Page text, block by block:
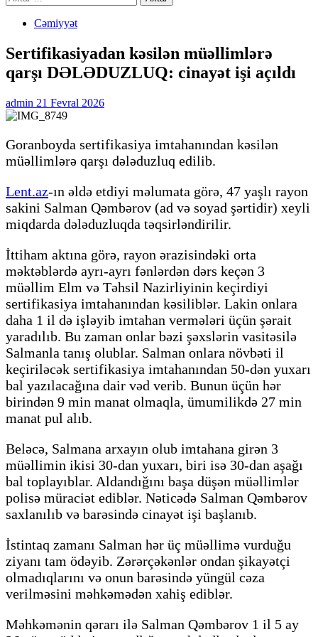
Cəmiyyət
Sertifikasiyadan kəsilən müəllimlərə
qarşı DƏLƏDUZLUQ: cinayət işi açıldı
admin 21 Fevral 2026
Goranboyda sertifikasiya imtahanından kəsilən
müəllimlərə qarşı dələduzluq edilib.
Lent.az-ın əldə etdiyi məlumata görə, 47 yaşlı rayon
sakini Salman Qəmbərov (ad və soyad şərtidir) xeyli
miqdarda dələduzluqda təqsirləndirilir.
İttiham aktına görə, rayon ərazisindəki orta
məktəblərdə ayrı-ayrı fənlərdən dərs keçən 3
müəllim Elm və Təhsil Nazirliyinin keçirdiyi
sertifikasiya imtahanından kəsiliblər. Lakin onlara
daha 1 il də işləyib imtahan vermələri üçün şərait
yaradılıb. Bu zaman onlar bəzi şəxslərin vasitəsilə
Salmanla tanış olublar. Salman onlara növbəti il
keçiriləcək sertifikasiya imtahanından 50-dən yuxarı
bal yazılacağına dair vəd verib. Bunun üçün hər
birindən 9 min manat olmaqla, ümumilikdə 27 min
manat pul alıb.
Beləcə, Salmana arxayın olub imtahana girən 3
müəllimin ikisi 30-dan yuxarı, biri isə 30-dan aşağı
bal toplayıblar. Aldandığını başa düşən müəllimlər
polisə müraciət ediblər. Nəticədə Salman Qəmbərov
saxlanılıb və barəsində cinayət işi başlanıb.
İstintaq zamanı Salman hər üç müəllimə vurduğu
ziyanı tam ödəyib. Zərərçəkənlər ondan şikayətçi
olmadıqlarını və onun barəsində yüngül cəza
verilməsini məhkəmədən xahiş ediblər.
Məhkəmənin qərarı ilə Salman Qəmbərov 1 il 5 ay